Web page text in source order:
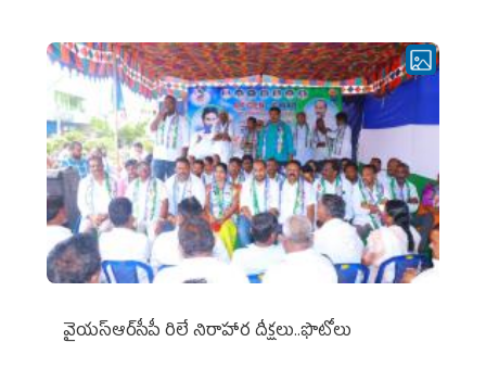
వైయ‌స్ఆర్‌సీపీ రిలే నిరాహార దీక్షలు..ఫొటోలు